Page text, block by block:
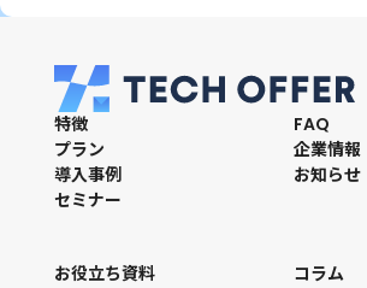
特徴
プラン
導入事例
セミナー
FAQ
企業情報
お知らせ
お役立ち資料 コラム